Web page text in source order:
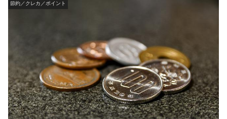
節約／クレカ／ポイント